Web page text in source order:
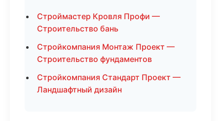
Строймастер Кровля Профи —
Строительство бань
Стройкомпания Монтаж Проект —
Строительство фундаментов
Стройкомпания Стандарт Проект —
Ландшафтный дизайн